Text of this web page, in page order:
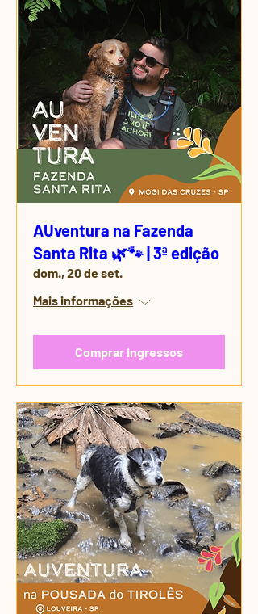
AUventura na Fazenda
Santa Rita 🌿🐾 | 3ª edição
dom., 20 de set.
Mais informações
Comprar ingressos